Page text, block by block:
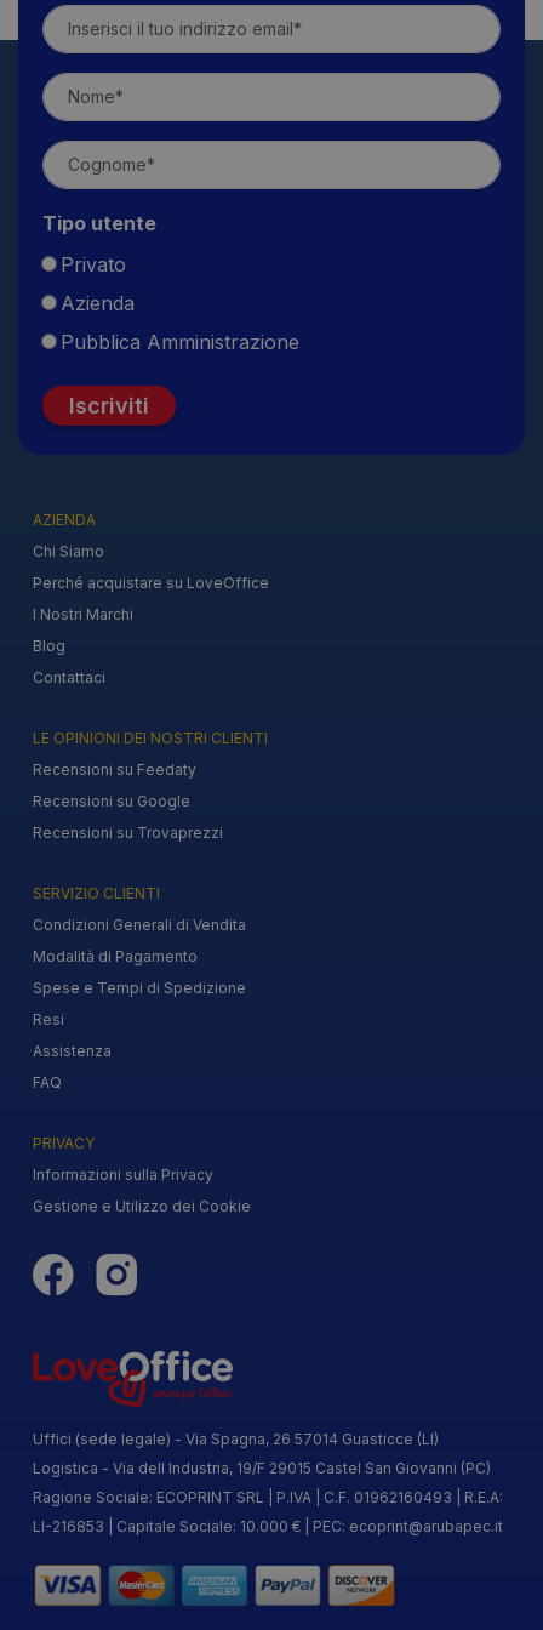
Tipo utente
Privato
Azienda
Pubblica Amministrazione
Iscriviti
AZIENDA
Chi Siamo
Perché acquistare su LoveOffice
I Nostri Marchi
Blog
Contattaci
LE OPINIONI DEI NOSTRI CLIENTI
Recensioni su Feedaty
Recensioni su Google
Recensioni su Trovaprezzi
SERVIZIO CLIENTI
Condizioni Generali di Vendita
Modalità di Pagamento
Spese e Tempi di Spedizione
Resi
Assistenza
FAQ
PRIVACY
Informazioni sulla Privacy
Gestione e Utilizzo dei Cookie
Uffici (sede legale) - Via Spagna, 26 57014 Guasticce (LI)
Logistica - Via dell Industria, 19/F 29015 Castel San Giovanni (PC)
Ragione Sociale: ECOPRINT SRL | P.IVA | C.F. 01962160493 | R.E.A:
LI-216853 | Capitale Sociale: 10.000 € | PEC: ecoprint@arubapec.it